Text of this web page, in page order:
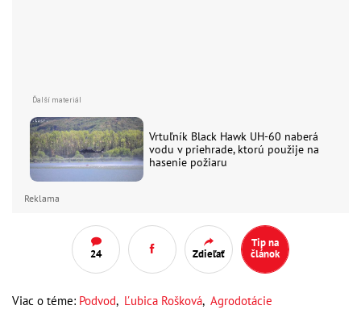
Vrtuľník Black Hawk UH-60 naberá
vodu v priehrade, ktorú použije na
hasenie požiaru
Reklama
24 Zdieľať
Tip na
článok
Viac o téme: Podvod, Ľubica Rošková, Agrodotácie